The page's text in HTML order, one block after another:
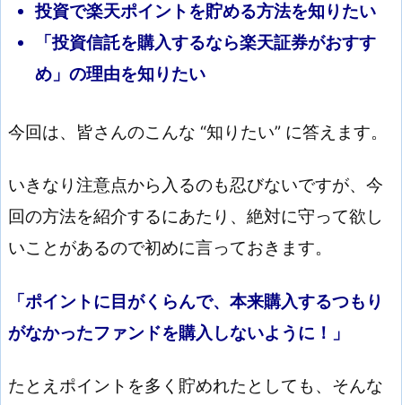
投資で楽天ポイントを貯める方法を知りたい
「投資信託を購入するなら楽天証券がおすす
め」の理由を知りたい
今回は、皆さんのこんな “知りたい” に答えます。
いきなり注意点から入るのも忍びないですが、今
回の方法を紹介するにあたり、絶対に守って欲し
いことがあるので初めに言っておきます。
「ポイントに目がくらんで、本来購入するつもり
がなかったファンドを購入しないように！」
たとえポイントを多く貯めれたとしても、そんな